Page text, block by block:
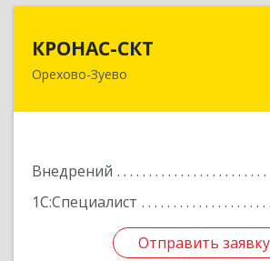
КРОНАС-СКТ
Орехово-Зуево
Внедрений
1С:Специалист
Отправить заявку
142600, Московская обл,
Отправить заявку